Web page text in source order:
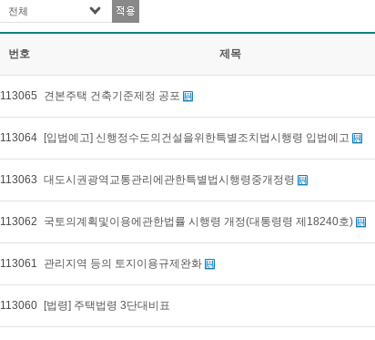
전체
번호 제목
113065 견본주택 건축기준제정 공포
113064 [입법예고] 신행정수도의건설을위한특별조치법시행령 입법예고
113063 대도시권광역교통관리에관한특별법시행령중개정령
113062 국토의계획및이용에관한법률 시행령 개정(대통령령 제18240호)
113061 관리지역 등의 토지이용규제완화
113060 [법령] 주택법령 3단대비표